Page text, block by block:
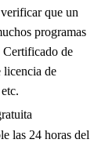
que un
programas
de
licencia de
las 24 horas del